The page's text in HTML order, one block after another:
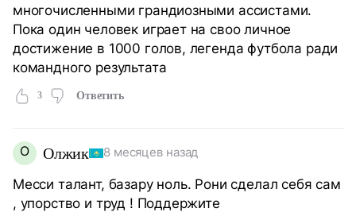
многочисленными грандиозными ассистами.
Пока один человек играет на своо личное
достижение в 1000 голов, легенда футбола ради
командного результата
3 Ответить
О Олжик 8 месяцев назад
Месси талант, базару ноль. Рони сделал себя сам
, упорство и труд ! Поддержите